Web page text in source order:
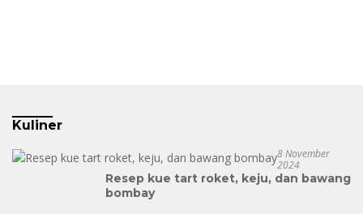
Kuliner
8 November
2024
Resep kue tart roket, keju, dan bawang
bombay